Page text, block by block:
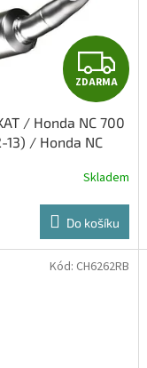
Z
D
A
R
M
A
ZDARMA
/ Honda NC 700
13) / Honda NC
Skladem
Do košíku
Kód: CH6262RB